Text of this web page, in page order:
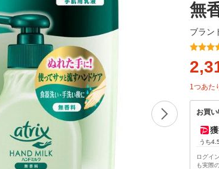
無
ブラン
1つあた
お買
うち
ログイ
も実際